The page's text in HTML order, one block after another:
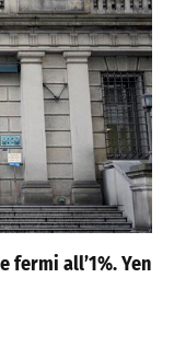
fermi all’1%. Yen